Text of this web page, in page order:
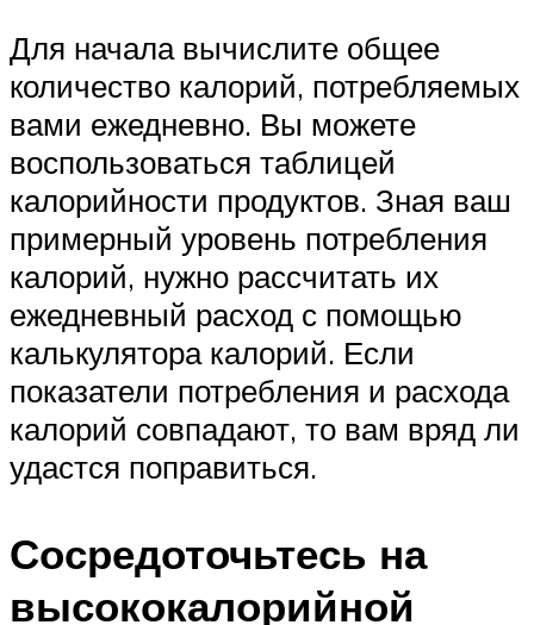
Для начала вычислите общее
количество калорий, потребляемых
вами ежедневно. Вы можете
воспользоваться таблицей
калорийности продуктов. Зная ваш
примерный уровень потребления
калорий, нужно рассчитать их
ежедневный расход с помощью
калькулятора калорий. Если
показатели потребления и расхода
калорий совпадают, то вам вряд ли
удастся поправиться.
Сосредоточьтесь на
высококалорийной